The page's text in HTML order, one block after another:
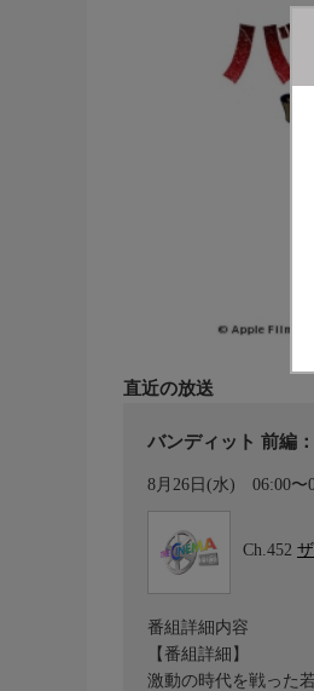
直近の放送
バンディット 前編
8月26日(水) 06:00〜
Ch.452
番組詳細内容
【番組詳細】
激動の時代を戦った